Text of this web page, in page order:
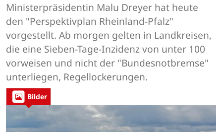
Ministerpräsidentin Malu Dreyer hat heute
den "Perspektivplan Rheinland-Pfalz"
vorgestellt. Ab morgen gelten in Landkreisen,
die eine Sieben-Tage-Inzidenz von unter 100
vorweisen und nicht der "Bundesnotbremse"
unterliegen, Regellockerungen.
Bilder